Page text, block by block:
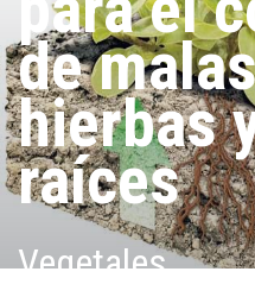
de
hierbas
raíces
Vegetales